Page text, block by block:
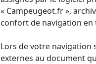
« Campeugeot.fr »,
confort de navigation en
Lors de votre navigation
externes au document